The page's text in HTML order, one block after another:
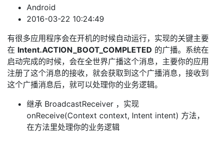
Android
2016-03-22 10:24:49
有很多应用程序会在开机的时候自动运行，实现的关键主要
在 Intent.ACTION_BOOT_COMPLETED 的广播。系统在
启动完成的时候，会在全世界广播这个消息，主要你的应用
注册了这个消息的接收，就会获取到这个广播消息，接收到
这个广播消息后，就可以处理你的业务逻辑。
继承 BroadcastReceiver ，实现
onReceive(Context context, Intent intent) 方法，
在方法里处理你的业务逻辑